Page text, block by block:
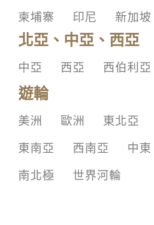
柬埔寨
印尼 新加坡
北亞、中亞、西亞
中亞 西亞 西伯利亞
遊輪
美洲 歐洲 東北亞
東南亞
西南亞 中東
南北極
世界河輪